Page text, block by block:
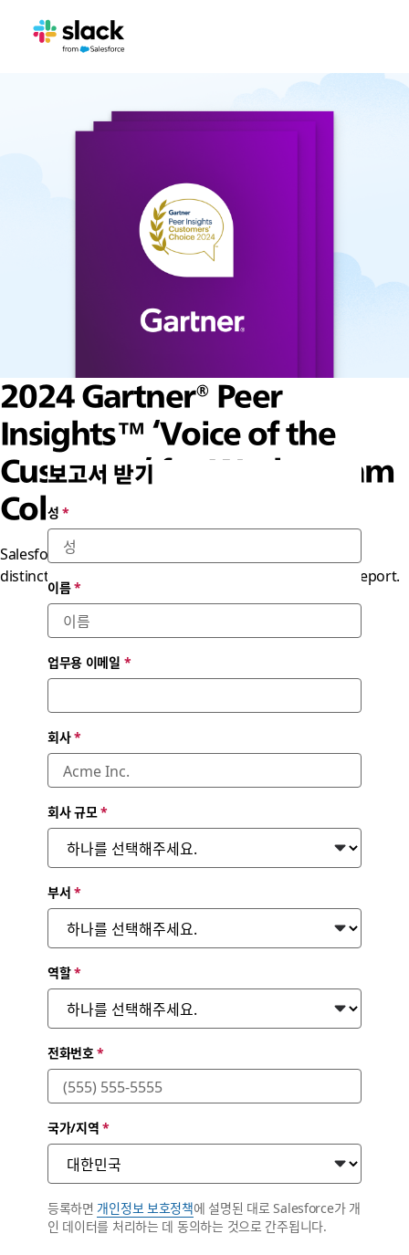
2024 Gartner® Peer
Insights™ ‘Voice of the
Customer’ for Workstream
Collaboration
Salesforce (Slack) recognized with Customers’ Choice
distinction. Read all the customer peer reviews in the report.
보고서 받기
성 *
이름*
업무용 이메일 *
회사*
회사 규모*
부서 *
역할*
전화번호*
국가/지역 *
등록하면 개인정보 보호정책에 설명된 대로 Salesforce가 개
인 데이터를 처리하는 데 동의하는 것으로 간주됩니다.